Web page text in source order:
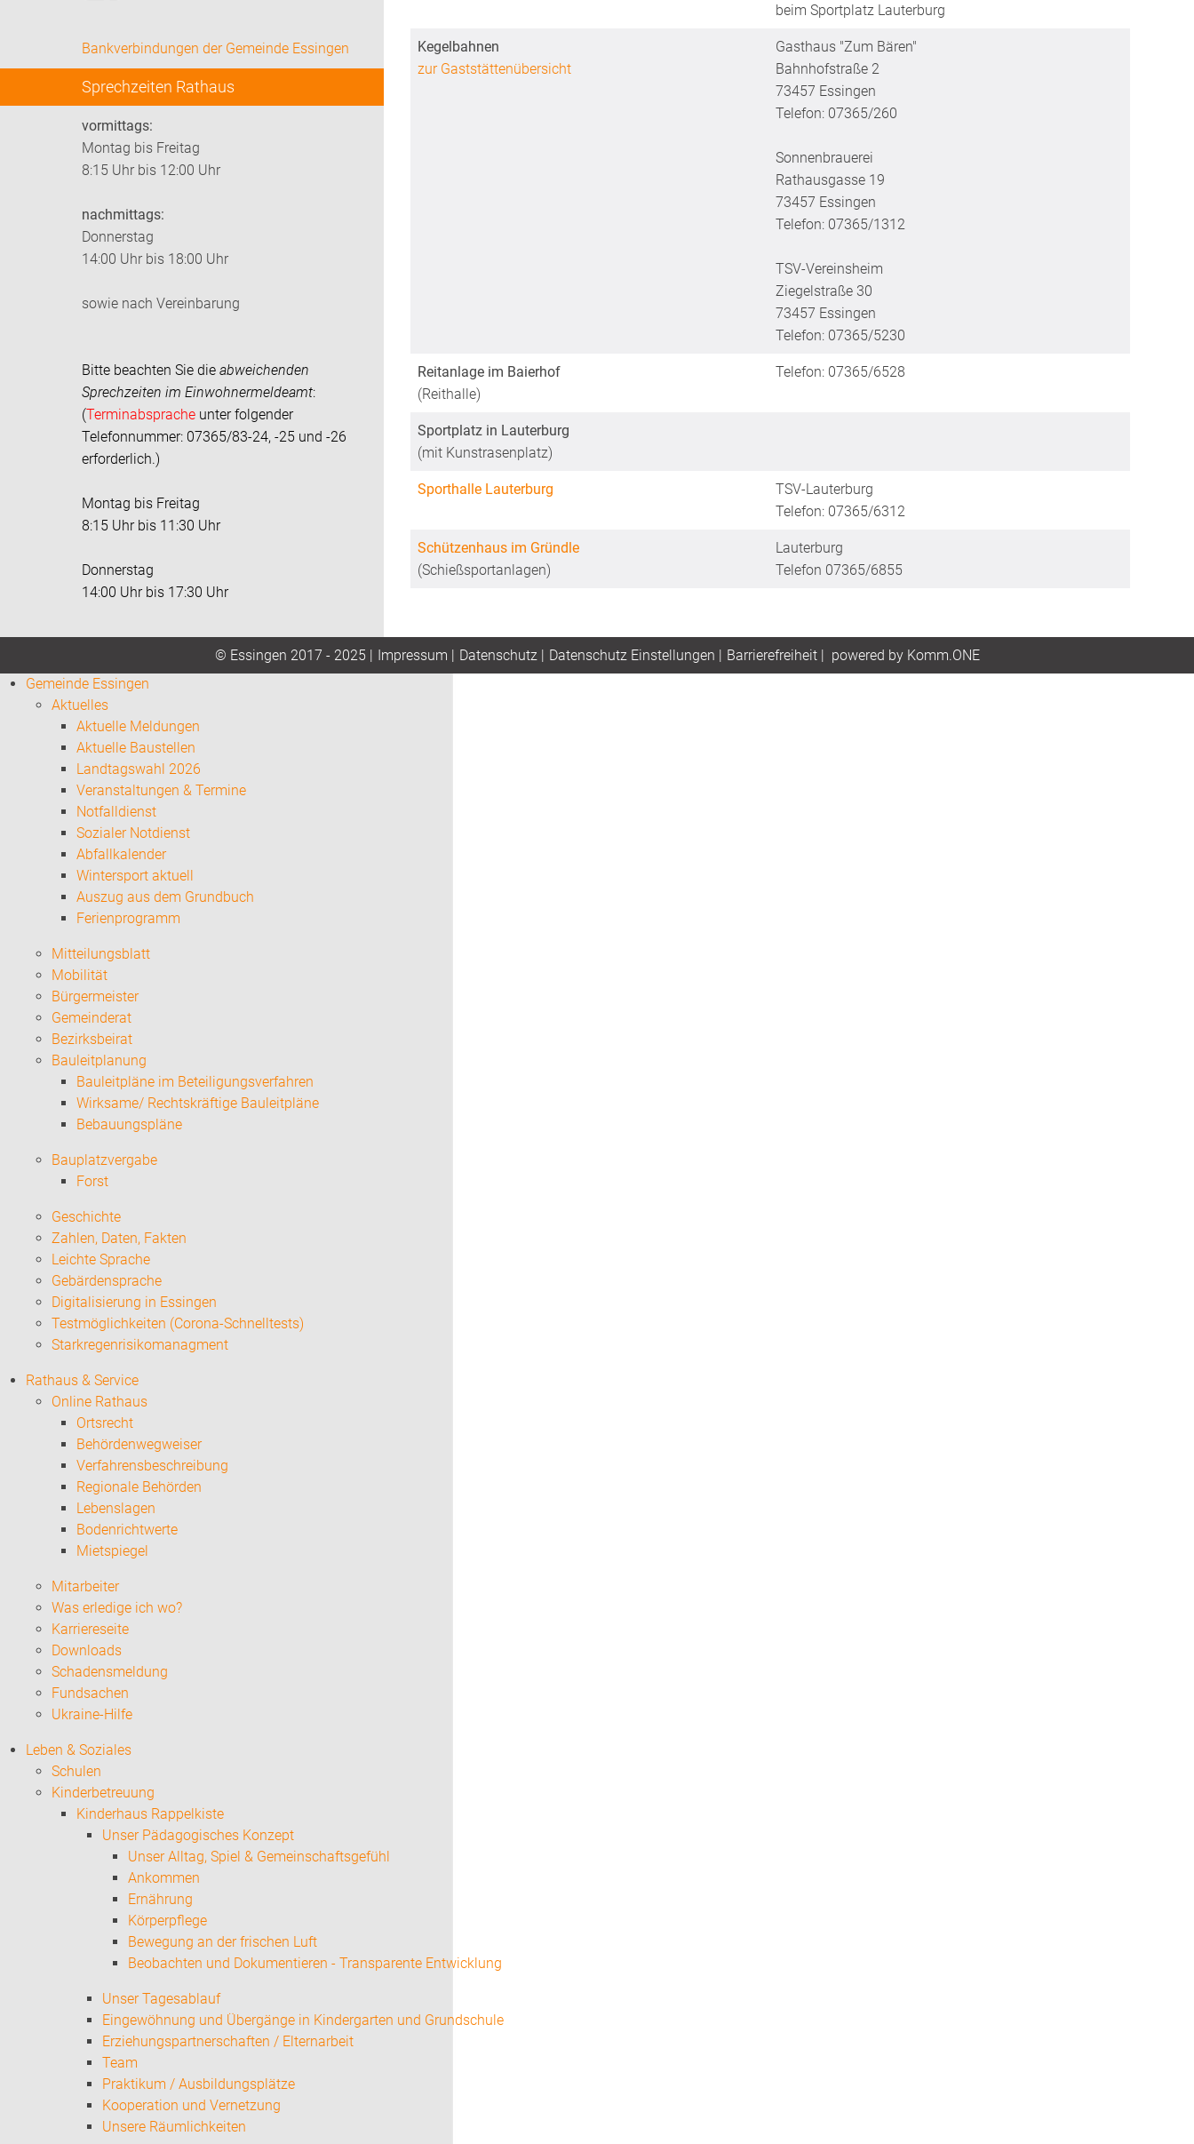
Bankverbindungen der Gemeinde Essingen
Sprechzeiten Rathaus
vormittags:
Montag bis Freitag
8:15 Uhr bis 12:00 Uhr
nachmittags:
Donnerstag
14:00 Uhr bis 18:00 Uhr
sowie nach Vereinbarung
Bitte beachten Sie die abweichenden
Sprechzeiten im Einwohnermeldeamt:
(Terminabsprache unter folgender
Telefonnummer: 07365/83-24, -25 und -26
erforderlich.)
Montag bis Freitag
8:15 Uhr bis 11:30 Uhr
Donnerstag
14:00 Uhr bis 17:30 Uhr
beim Sportplatz Lauterburg
Kegelbahnen
zur Gaststättenübersicht
Gasthaus "Zum Bären"
Bahnhofstraße 2
73457 Essingen
Telefon: 07365/260
Sonnenbrauerei
Rathausgasse 19
73457 Essingen
Telefon: 07365/1312
TSV-Vereinsheim
Ziegelstraße 30
73457 Essingen
Telefon: 07365/5230
Reitanlage im Baierhof
(Reithalle)
Telefon: 07365/6528
Sportplatz in Lauterburg
(mit Kunstrasenplatz)
Sporthalle Lauterburg
TSV-Lauterburg
Telefon: 07365/6312
Schützenhaus im Gründle
(Schießsportanlagen)
Lauterburg
Telefon 07365/6855
© Essingen 2017 - 2025 | Impressum | Datenschutz | Datenschutz Einstellungen | Barrierefreiheit| powered by Komm.ONE
Gemeinde Essingen
Aktuelles
Aktuelle Meldungen
Aktuelle Baustellen
Landtagswahl 2026
Veranstaltungen & Termine
Notfalldienst
Sozialer Notdienst
Abfallkalender
Wintersport aktuell
Auszug aus dem Grundbuch
Ferienprogramm
Mitteilungsblatt
Mobilität
Bürgermeister
Gemeinderat
Bezirksbeirat
Bauleitplanung
Bauleitpläne im Beteiligungsverfahren
Wirksame/ Rechtskräftige Bauleitpläne
Bebauungspläne
Bauplatzvergabe
Forst
Geschichte
Zahlen, Daten, Fakten
Leichte Sprache
Gebärdensprache
Digitalisierung in Essingen
Testmöglichkeiten (Corona-Schnelltests)
Starkregenrisikomanagment
Rathaus & Service
Online Rathaus
Ortsrecht
Behördenwegweiser
Verfahrensbeschreibung
Regionale Behörden
Lebenslagen
Bodenrichtwerte
Mietspiegel
Mitarbeiter
Was erledige ich wo?
Karriereseite
Downloads
Schadensmeldung
Fundsachen
Ukraine-Hilfe
Leben & Soziales
Schulen
Kinderbetreuung
Kinderhaus Rappelkiste
Unser Pädagogisches Konzept
Unser Alltag, Spiel & Gemeinschaftsgefühl
Ankommen
Ernährung
Körperpflege
Bewegung an der frischen Luft
Beobachten und Dokumentieren - Transparente Entwicklung
Unser Tagesablauf
Eingewöhnung und Übergänge in Kindergarten und Grundschule
Erziehungspartnerschaften / Elternarbeit
Team
Praktikum / Ausbildungsplätze
Kooperation und Vernetzung
Unsere Räumlichkeiten